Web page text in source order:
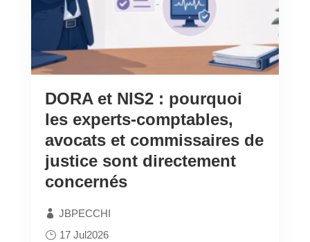
DORA et NIS2 : pourquoi
les experts-comptables,
avocats et commissaires de
justice sont directement
concernés
JBPECCHI
17 Jul2026